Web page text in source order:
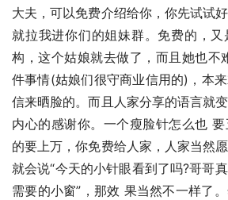
大夫，可以免费介绍给你，你先试试
就拉我进你们的姐妹群。免费的，
构，这个姑娘就去做了，而且她也不
件事情(姑娘们很守商业信用的)，本
信来晒脸的。而且人家分享的语言就
内心的感谢你。一个瘦脸针怎么也
的要上万，你免费给人家，人家当然
就会说“今天的小针眼看到了吗?哥哥
需要的小窗”，那效 果当然不一样了